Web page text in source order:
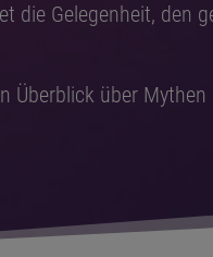
die Gelegenheit,
Überblick über